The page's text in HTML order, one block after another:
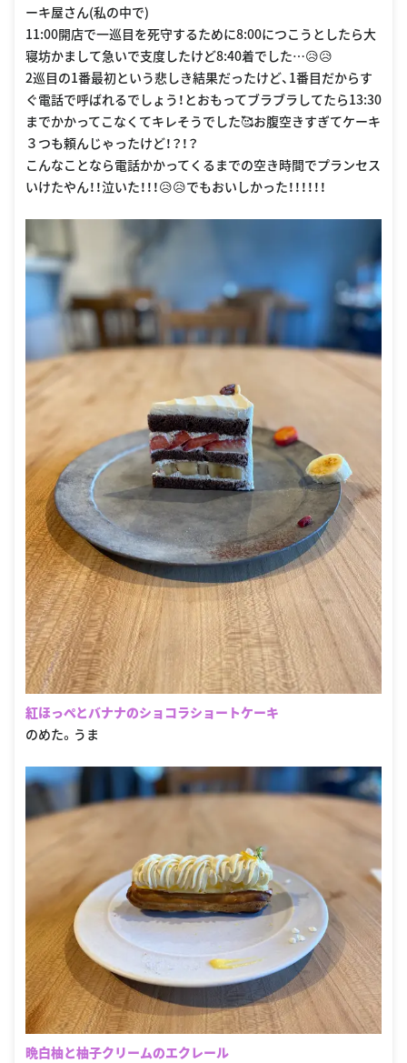
ーキ屋さん(私の中で)
11:00開店で一巡目を死守するために8:00につこうとしたら大
寝坊かまして急いで支度したけど8:40着でした…😥😥
2巡目の1番最初という悲しき結果だったけど、1番目だからす
ぐ電話で呼ばれるでしょう！とおもってブラブラしてたら13:30
までかかってこなくてキレそうでした🥰お腹空きすぎてケーキ
３つも頼んじゃったけど！？！？
こんなことなら電話かかってくるまでの空き時間でプランセス
いけたやん！！泣いた！！！😥😥でもおいしかった！！！！！！
紅ほっぺとバナナのショコラショートケーキ
のめた。うま
晩白柚と柚子クリームのエクレール